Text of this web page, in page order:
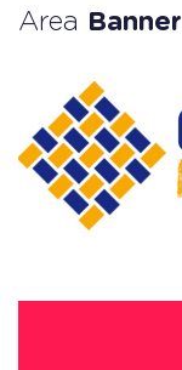
Area Banner